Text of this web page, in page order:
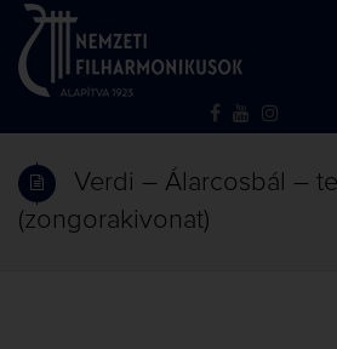
Verdi – Álarcosbál –
(zongorakivonat)